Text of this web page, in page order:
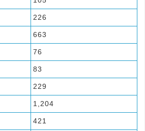
226
663
76
83
229
1,204
421